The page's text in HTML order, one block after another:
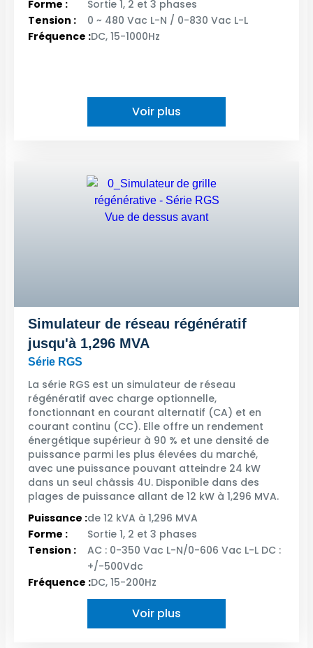
Forme :
Sortie 1, 2 et 3 phases
Tension :
0 ~ 480 Vac L-N / 0-830 Vac L-L
Fréquence :DC, 15-1000Hz
Voir plus
Simulateur de réseau régénératif
jusqu'à 1,296 MVA
Série RGS
La série RGS est un simulateur de réseau
régénératif avec charge optionnelle,
fonctionnant en courant alternatif (CA) et en
courant continu (CC). Elle offre un rendement
énergétique supérieur à 90 % et une densité de
puissance parmi les plus élevées du marché,
avec une puissance pouvant atteindre 24 kW
dans un seul châssis 4U. Disponible dans des
plages de puissance allant de 12 kW à 1,296 MVA.
Puissance :de 12 kVA à 1,296 MVA
Forme :
Sortie 1, 2 et 3 phases
Tension :
AC : 0-350 Vac L-N/0-606 Vac L-L DC :
+/-500Vdc
Fréquence :DC, 15-200Hz
Voir plus